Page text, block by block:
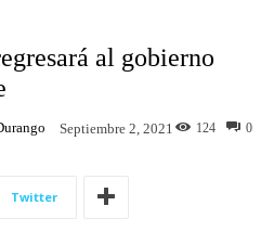
al gobierno
Septiembre 2, 2021 0
124
Twitter